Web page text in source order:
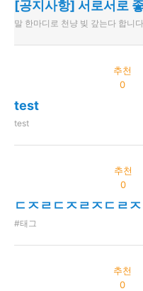
말 한마디로 천냥 빚 갚는다 합니
추천
0
test
test
추천
0
ㄷㅈㄹㄷㅈㄹㅈㄷㄹㅈ
#태그
추천
0